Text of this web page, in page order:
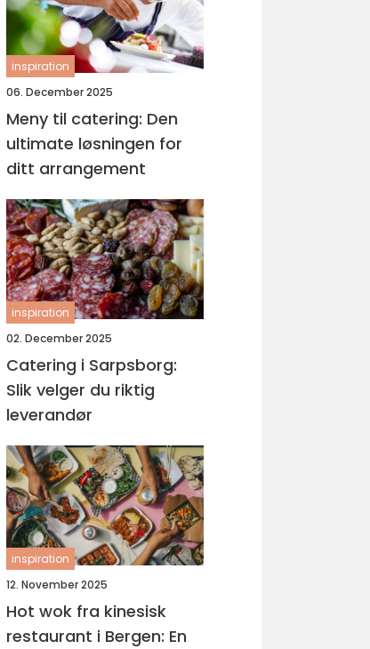
inspiration
06. December 2025
Meny til catering: Den
ultimate løsningen for
ditt arrangement
inspiration
02. December 2025
Catering i Sarpsborg:
Slik velger du riktig
leverandør
inspiration
12. November 2025
Hot wok fra kinesisk
restaurant i Bergen: En